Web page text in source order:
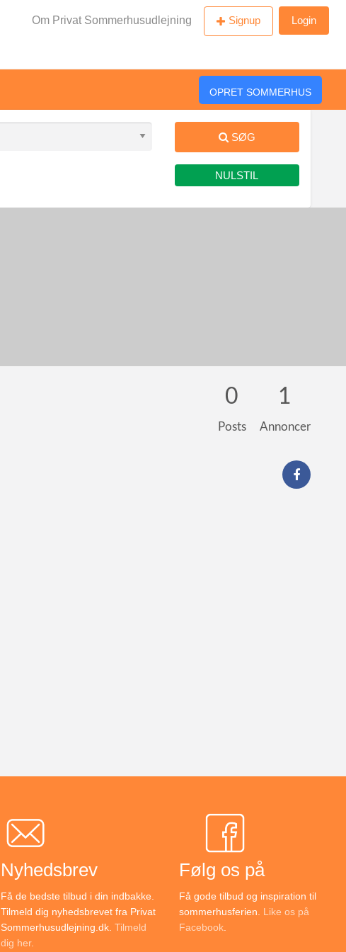
Om Privat Sommerhusudlejning Signup Login
OPRET SOMMERHUS
SØG
NULSTIL
0
Posts
1
Annoncer
Nyhedsbrev
Få de bedste tilbud i din indbakke.
Tilmeld dig nyhedsbrevet fra Privat
Sommerhusudlejning.dk. Tilmeld
dig her.
Følg os på
Få gode tilbud og inspiration til
sommerhusferien. Like os på
Facebook.